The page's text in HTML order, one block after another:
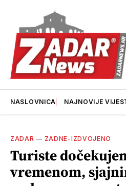
NASLOVNICA NAJNOVIJE
ZADAR — ZADNE-IZDVOJENO
Turiste
vremenom,